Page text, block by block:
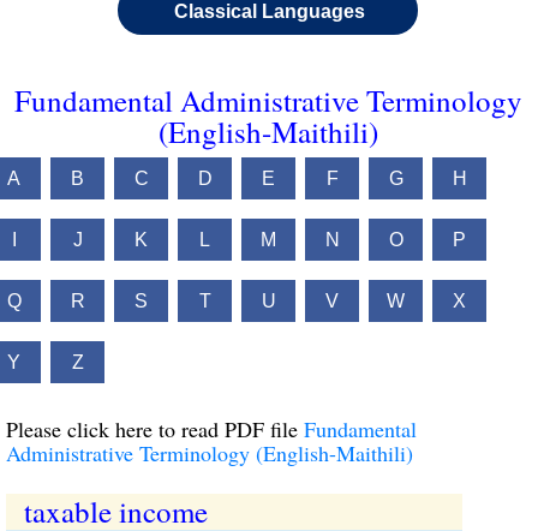
Classical Languages
Fundamental Administrative Terminology
(English-Maithili)
A B C D E F G H
J K L M N O P
Q R S T U V W X
Y Z
Please click here to read PDF file Fundamental
Administrative Terminology (English-Maithili)
taxable income